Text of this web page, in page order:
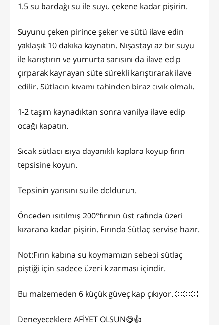
1.5 su bardağı su ile suyu çekene kadar pişirin.
Suyunu çeken pirince şeker ve sütü ilave edin
yaklaşık 10 dakika kaynatın. Nişastayı az bir suyu
ile karıştırın ve yumurta sarısını da ilave edip
çırparak kaynayan süte sürekli karıştırarak ilave
edilir. Sütlacın kıvamı tahinden biraz cıvık olmalı.
1-2 taşım kaynadıktan sonra vanilya ilave edip
ocağı kapatın.
Sıcak sütlacı ısıya dayanıklı kaplara koyup fırın
tepsisine koyun.
Tepsinin yarısını su ile doldurun.
Önceden ısıtılmış 200°fırının üst rafında üzeri
kızarana kadar pişirin. Fırında Sütlaç servise hazır.
Not:Fırın kabına su koymamızın sebebi sütlaç
piştiği için sadece üzeri kızarması içindir.
Bu malzemeden 6 küçük güveç kap çıkıyor. 👏👏👏
Deneyeceklere AFİYET OLSUN😋👍